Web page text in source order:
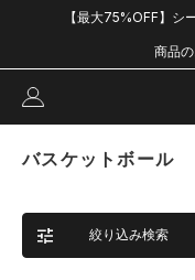
【最大75%OFF】シ
商品
バスケットボール
絞り込み検索